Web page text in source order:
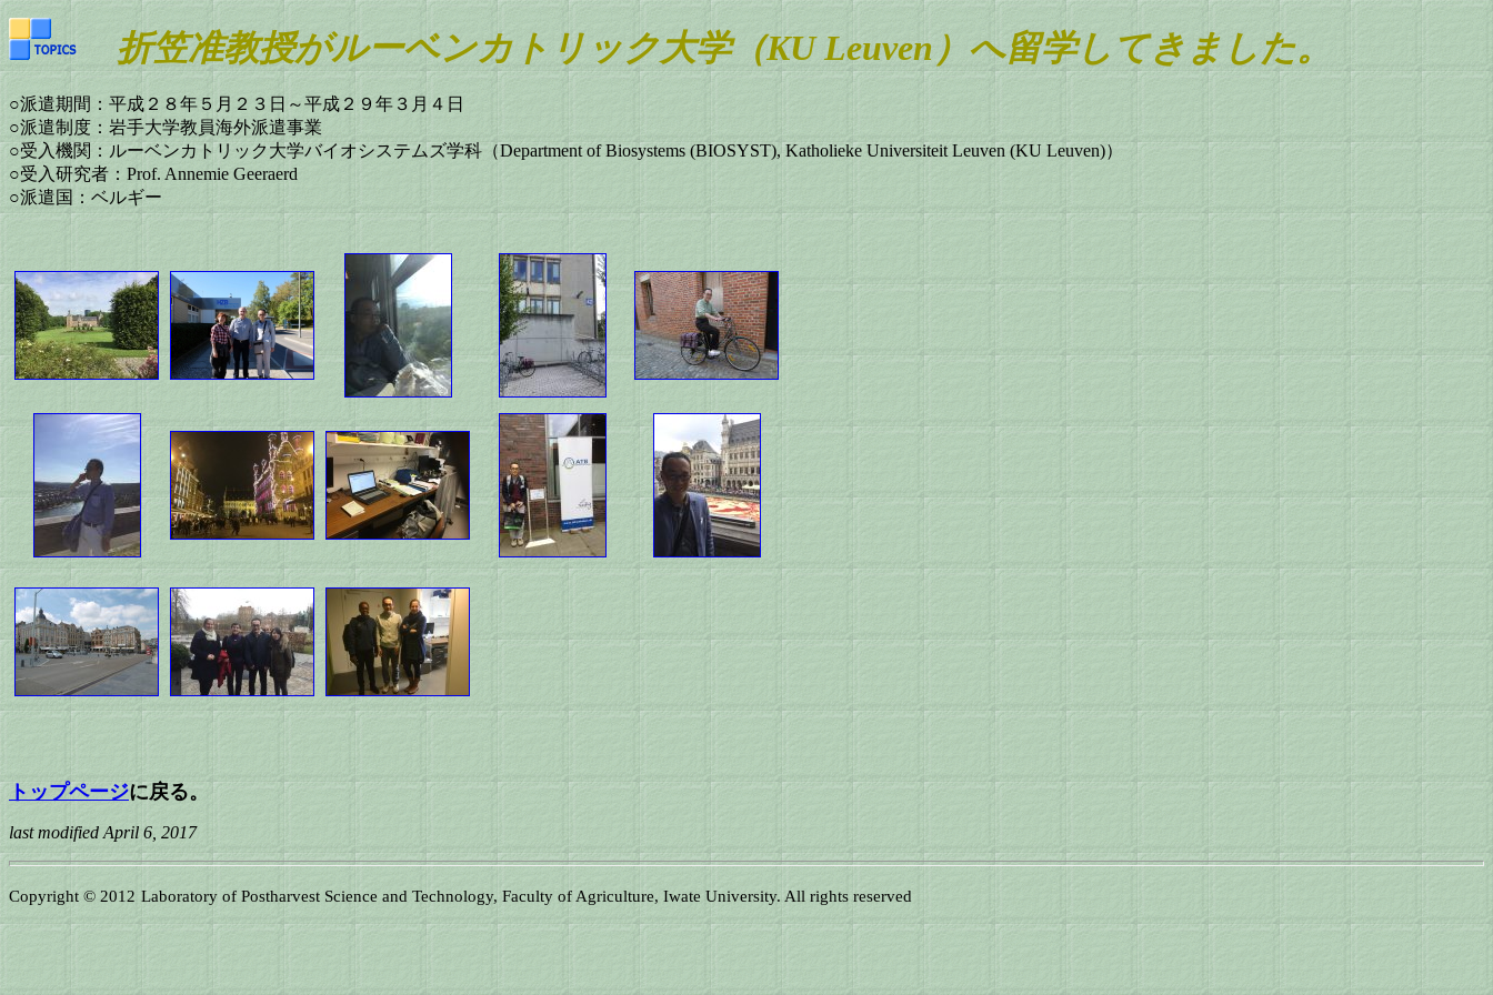
折笠准教授がルーベンカトリック大学（KU Leuven）へ留学してきました。
○派遣期間：平成２８年５月２３日～平成２９年３月４日
○派遣制度：岩手大学教員海外派遣事業
○受入機関：ルーベンカトリック大学バイオシステムズ学科（Department of Biosystems (BIOSYST), Katholieke Universiteit Leuven (KU Leuven)）
○受入研究者：Prof. Annemie Geeraerd
○派遣国：ベルギー
トップページに戻る。
last modified April 6, 2017
Copyright © 2012 Laboratory of Postharvest Science and Technology, Faculty of Agriculture, Iwate University. All rights reserved